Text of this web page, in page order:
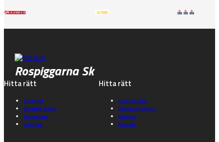
Rospiggarna Sk
Hitta rätt
Kalender
Biljetter & info
Föreningen
Våra lag
Hitta rätt
Gå på match
Speedwayskolan
Historia
Kontakt